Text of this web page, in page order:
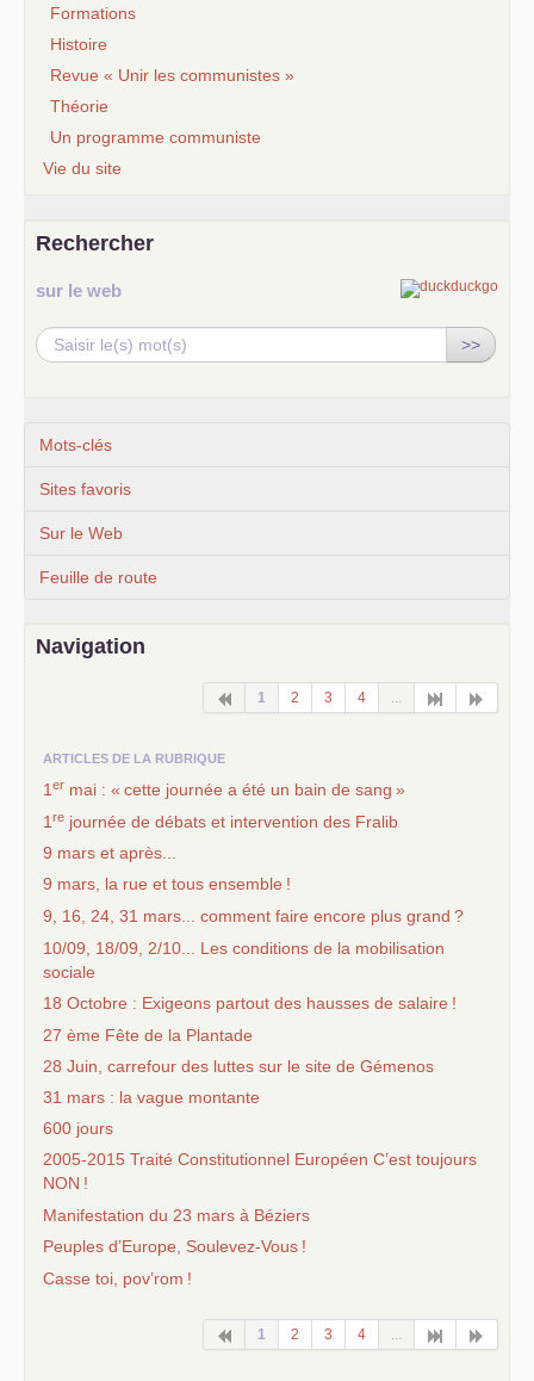
Formations
Histoire
Revue « Unir les communistes »
Théorie
Un programme communiste
Vie du site
Rechercher
sur le web
>>
Mots-clés
Sites favoris
Sur le Web
Feuille de route
Navigation
1 2 3 4 ...
ARTICLES DE LA RUBRIQUE
1 er mai : « cette journée a été un bain de sang »
1 re journée de débats et intervention des Fralib
9 mars et après...
9 mars, la rue et tous ensemble !
9, 16, 24, 31 mars... comment faire encore plus grand ?
10/09, 18/09, 2/10... Les conditions de la mobilisation
sociale
18 Octobre : Exigeons partout des hausses de salaire !
27 ème Fête de la Plantade
28 Juin, carrefour des luttes sur le site de Gémenos
31 mars : la vague montante
600 jours
2005-2015 Traité Constitutionnel Européen C’est toujours
NON !
Manifestation du 23 mars à Béziers
Peuples d’Europe, Soulevez-Vous !
Casse toi, pov’rom !
1 2 3 4 ...